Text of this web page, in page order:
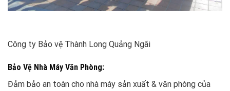
Công ty Bảo vệ Thành Long Quảng Ngãi
Bảo Vệ Nhà Máy Văn Phòng:
Đảm bảo an toàn cho nhà máy sản xuất & văn phòng của